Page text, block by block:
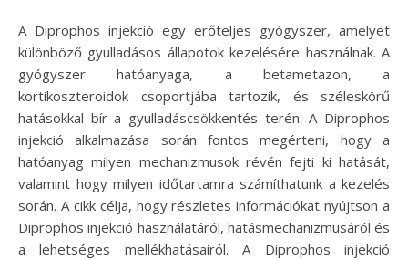
A Diprophos injekció egy erőteljes gyógyszer, amelyet
különböző gyulladásos állapotok kezelésére használnak. A
gyógyszer hatóanyaga, a betametazon, a
kortikoszteroidok csoportjába tartozik, és széleskörű
hatásokkal bír a gyulladáscsökkentés terén. A Diprophos
injekció alkalmazása során fontos megérteni, hogy a
hatóanyag milyen mechanizmusok révén fejti ki hatását,
valamint hogy milyen időtartamra számíthatunk a kezelés
során. A cikk célja, hogy részletes információkat nyújtson a
Diprophos injekció használatáról, hatásmechanizmusáról és
a lehetséges mellékhatásairól. A Diprophos injekció